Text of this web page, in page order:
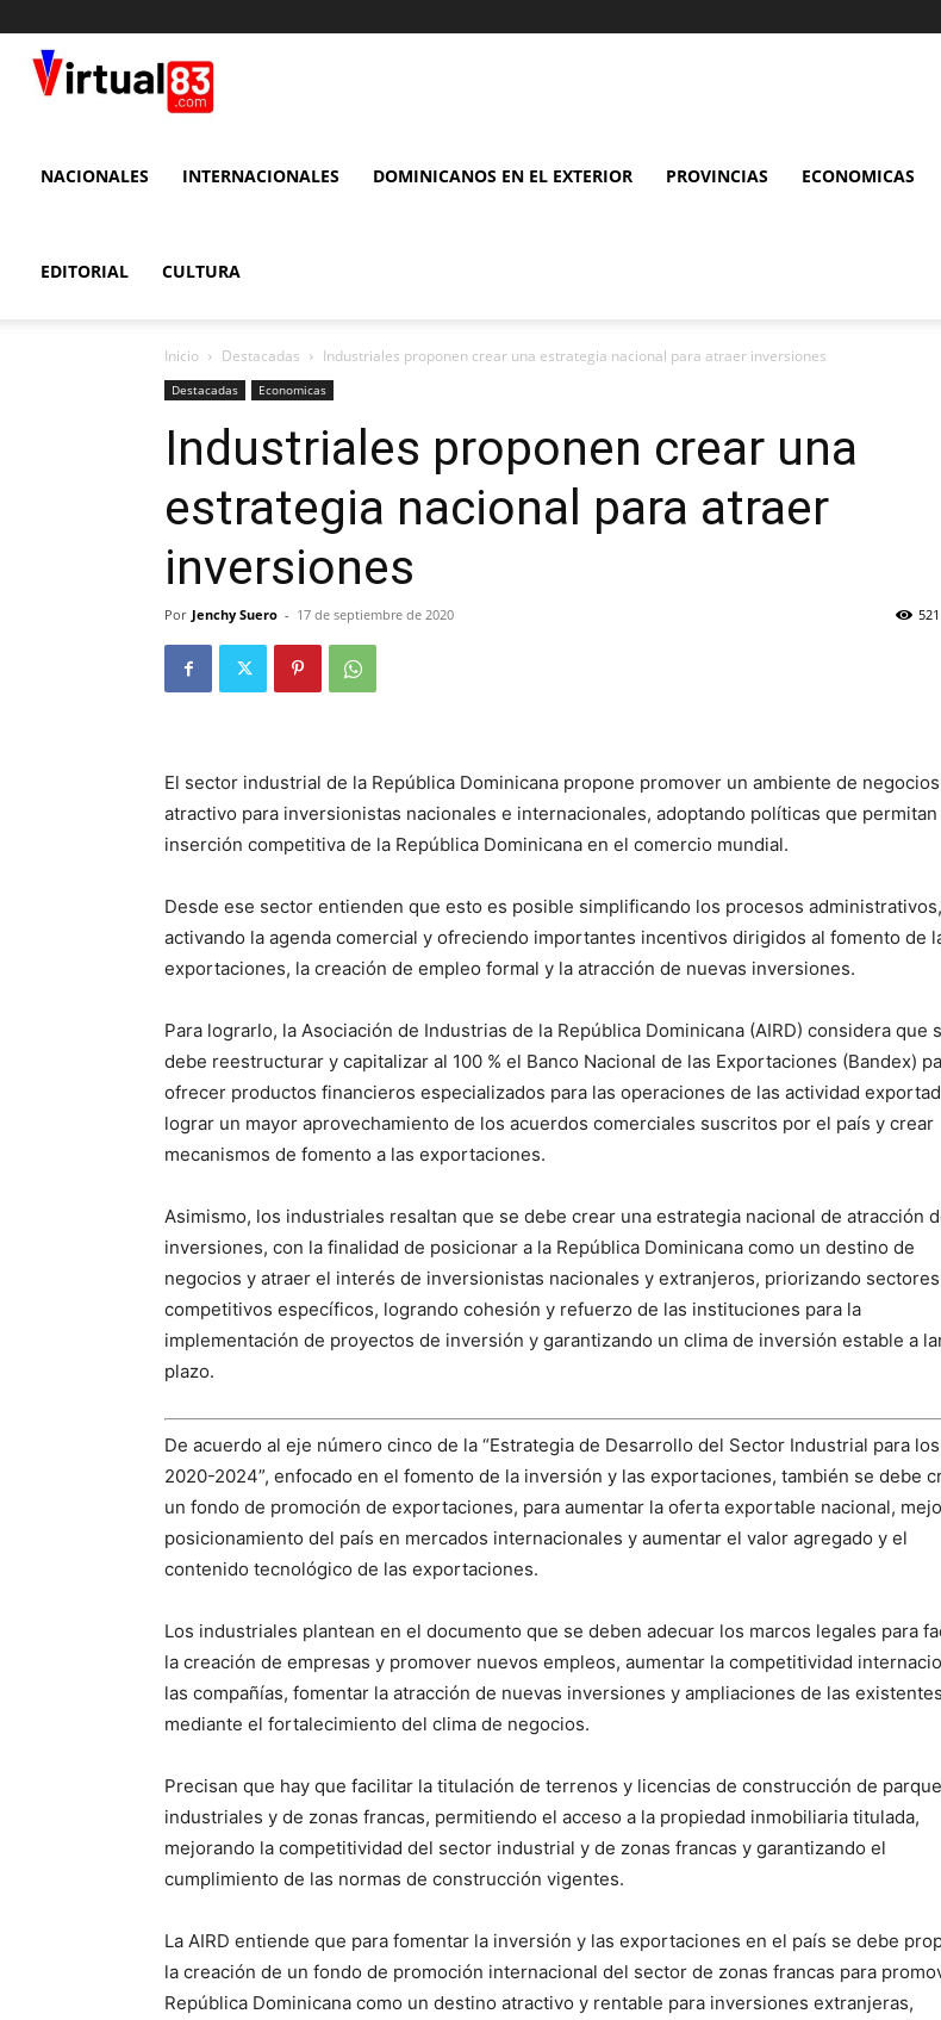
83
NACIONALES INTERNACIONALES DOMINICANOS EN EL EXTERIOR PROVINCIAS ECONOMICAS
EDITORIAL CULTURA
Inicio Destacadas Industriales proponen crear una estrategia nacional para atraer inversiones
Destacadas Economicas
Industriales proponen crear una
estrategia nacional para atraer
inversiones
Por Jenchy Suero - 17 de septiembre de 2020 521
El sector industrial de la República Dominicana propone promover un ambiente de negocios
atractivo para inversionistas nacionales e internacionales, adoptando políticas que permitan
inserción competitiva de la República Dominicana en el comercio mundial.
Desde ese sector entienden que esto es posible simplificando los procesos administrativos,
activando la agenda comercial y ofreciendo importantes incentivos dirigidos al fomento de
exportaciones, la creación de empleo formal y la atracción de nuevas inversiones.
Para lograrlo, la Asociación de Industrias de la República Dominicana (AIRD) considera que
debe reestructurar y capitalizar al 100 % el Banco Nacional de las Exportaciones (Bandex)
ofrecer productos financieros especializados para las operaciones de las actividad
lograr un mayor aprovechamiento de los acuerdos comerciales suscritos por el país y crear
mecanismos de fomento a las exportaciones.
Asimismo, los industriales resaltan que se debe crear una estrategia nacional de atracción
inversiones, con la finalidad de posicionar a la República Dominicana como un destino de
negocios y atraer el interés de inversionistas nacionales y extranjeros, priorizando sectores
competitivos específicos, logrando cohesión y refuerzo de las instituciones para la
implementación de proyectos de inversión y garantizando un clima de inversión estable a
plazo.
De acuerdo al eje número cinco de la “Estrategia de Desarrollo del Sector Industrial para
2020-2024”, enfocado en el fomento de la inversión y las exportaciones, también se debe
un fondo de promoción de exportaciones, para aumentar la oferta exportable nacional,
posicionamiento del país en mercados internacionales y aumentar el valor agregado y el
contenido tecnológico de las exportaciones.
Los industriales plantean en el documento que se deben adecuar los marcos legales para
la creación de empresas y promover nuevos empleos, aumentar la competitividad
las compañías, fomentar la atracción de nuevas inversiones y ampliaciones de las
mediante el fortalecimiento del clima de negocios.
Precisan que hay que facilitar la titulación de terrenos y licencias de construcción de
industriales y de zonas francas, permitiendo el acceso a la propiedad inmobiliaria titulada,
mejorando la competitividad del sector industrial y de zonas francas y garantizando el
cumplimiento de las normas de construcción vigentes.
La AIRD entiende que para fomentar la inversión y las exportaciones en el país se debe
la creación de un fondo de promoción internacional del sector de zonas francas para
República Dominicana como un destino atractivo y rentable para inversiones extranjeras,